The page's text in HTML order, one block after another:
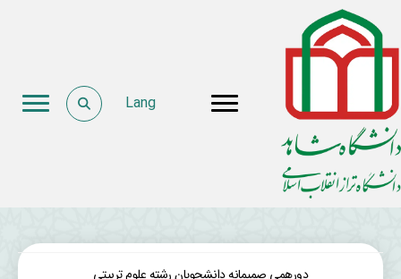
Lang
دورهمی صمیمانه دانشجویان رشته علوم ‌تربیتی